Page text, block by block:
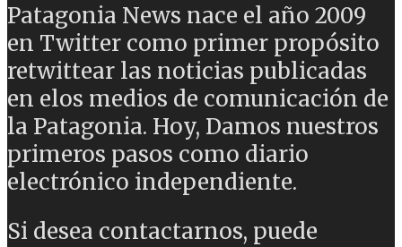
Patagonia News nace el año 2009
en Twitter como primer propósito
retwittear las noticias publicadas
en elos medios de comunicación de
la Patagonia. Hoy, Damos nuestros
primeros pasos como diario
electrónico independiente.
Si desea contactarnos, puede